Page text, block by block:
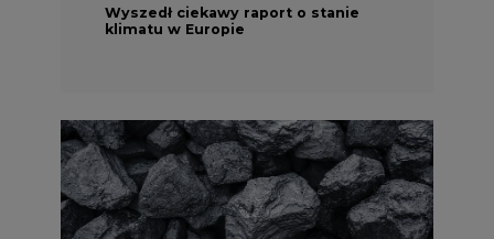
Wyszedł ciekawy raport o stanie
klimatu w Europie